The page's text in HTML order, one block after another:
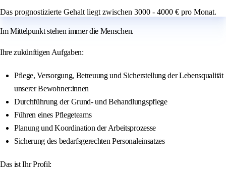
Das prognostizierte Gehalt liegt zwischen 3000 - 4000 € pro Monat.
Im Mittelpunkt stehen immer die Menschen.
Ihre zukünftigen Aufgaben:
Pflege, Versorgung, Betreuung und Sicherstellung der Lebensqualität
unserer Bewohner:innen
Durchführung der Grund- und Behandlungspflege
Führen eines Pflegeteams
Planung und Koordination der Arbeitsprozesse
Sicherung des bedarfsgerechten Personaleinsatzes
Das ist Ihr Profil: